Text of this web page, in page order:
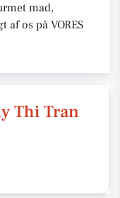
mad,
os på VORES
Thi Tran